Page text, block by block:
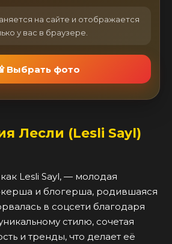
на сайте и отображается
у вас в браузере.
Выбрать фото
Лесли (Lesli Sayl)
Lesli Sayl, — молодая
и блогерша, родившаяся
в соцсети благодаря
стилю, сочетая
и тренды, что делает её